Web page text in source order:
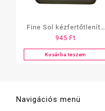
Fine Sol kézfertőtlenítő
500 ml
945 Ft
Kosárba teszem
Navigációs menü